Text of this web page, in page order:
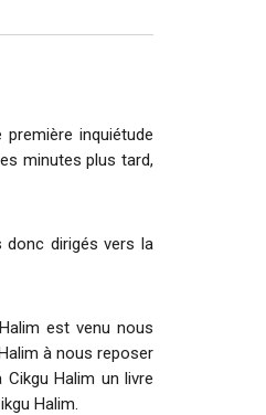
inquiétude
minutes plus tard,
dirigés vers la
est venu nous
à nous reposer
Halim un livre
Halim.